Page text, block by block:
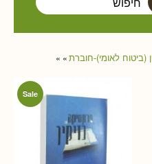
»
» (ביטוח לאומי)-חוברת
Sale